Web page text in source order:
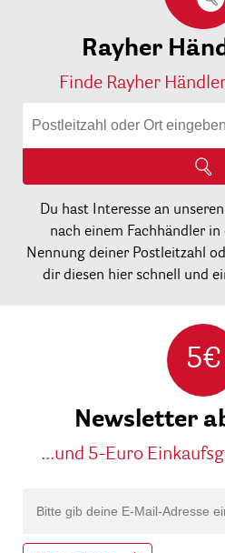
Rayher
Finde Rayher
Du hast Interesse an
nach einem Fachhändler
Nennung deiner Postleitzahl
dir diesen hier schnell und
5€
Newsletter
...und 5-Euro